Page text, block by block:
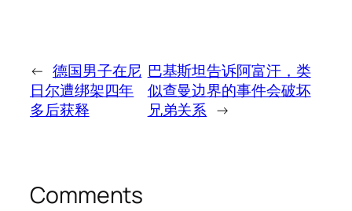
← 德国男子在尼
日尔遭绑架四年
多后获释
巴基斯坦告诉阿富汗，类
似查曼边界的事件会破坏
兄弟关系 →
Comments